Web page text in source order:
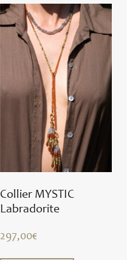
Collier MYSTIC
Labradorite
297,00€